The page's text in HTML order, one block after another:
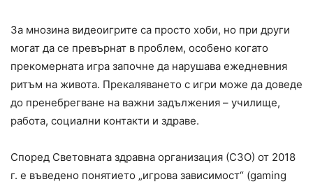
За мнозина видеоигрите са просто хоби, но при други
могат да се превърнат в проблем, особено когато
прекомерната игра започне да нарушава ежедневния
ритъм на живота. Прекаляването с игри може да доведе
до пренебрегване на важни задължения – училище,
работа, социални контакти и здраве.
Според Световната здравна организация (СЗО) от 2018
г. е въведено понятието „игрова зависимост“ (gaming